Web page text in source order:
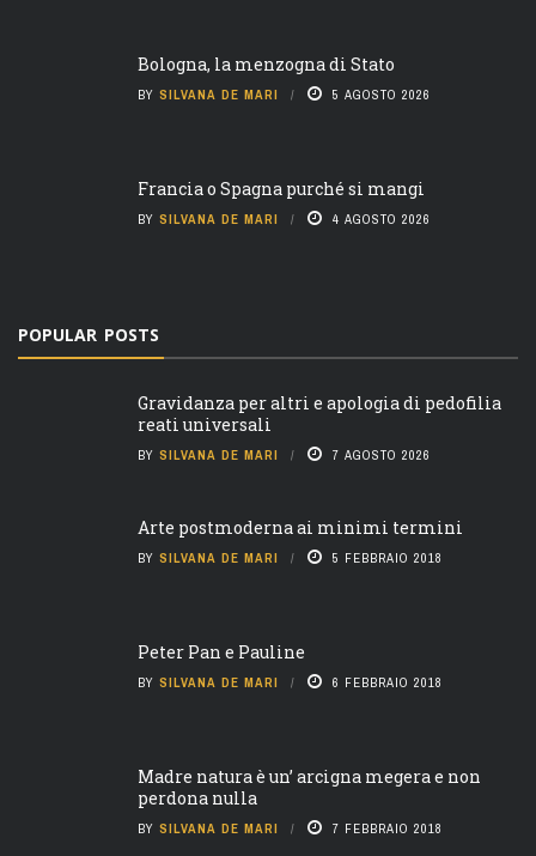
Bologna, la menzogna di Stato
BY SILVANA DE MARI 5 AGOSTO 2026
Francia o Spagna purché si mangi
BY SILVANA DE MARI 4 AGOSTO 2026
POPULAR POSTS
Gravidanza per altri e apologia di pedofilia
reati universali
BY SILVANA DE MARI 7 AGOSTO 2026
Arte postmoderna ai minimi termini
BY SILVANA DE MARI 5 FEBBRAIO 2018
Peter Pan e Pauline
BY SILVANA DE MARI 6 FEBBRAIO 2018
Madre natura è un’ arcigna megera e non
perdona nulla
BY SILVANA DE MARI 7 FEBBRAIO 2018